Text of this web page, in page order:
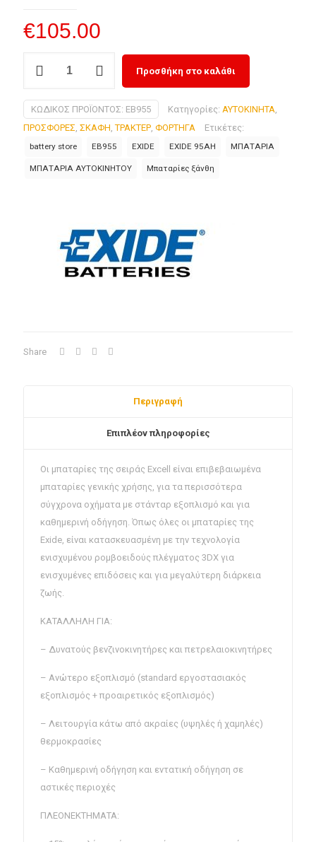
€105.00
EXIDE
95AH
EB955
JAP
ΑΡΙΣΤΕΡΟ
Προσθήκη στο καλάθι
ΚΩΔΙΚΌΣ ΠΡΟΪΌΝΤΟΣ: EB955 Κατηγορίες: ΑΥΤΟΚΙΝΗΤΑ,
ΠΡΟΣΦΟΡΕΣ, ΣΚΑΦΗ,ΤΡΑΚΤΕΡ, ΦΟΡΤΗΓΑ Ετικέτες:
battery store EB955 EXIDE EXIDE 95AH ΜΠΑΤΑΡΙΑ
ΜΠΑΤΑΡΙΑ ΑΥΤΟΚΙΝΗΤΟΥ Μπαταρίες ξάνθη
Share
Περιγραφή
Επιπλέον πληροφορίες
Οι μπαταρίες της σειράς Excell είναι επιβεβαιωμένα
μπαταρίες γενικής χρήσης, για τα περισσότερα
σύγχρονα οχήματα με στάνταρ εξοπλισμό και για
καθημερινή οδήγηση. Όπως όλες οι μπαταρίες της
Exide, είναι κατασκευασμένη με την τεχνολογία
ενισχυμένου ρομβοειδούς πλέγματος 3DX για
ενισχυμένες επιδόσεις και για μεγαλύτερη διάρκεια
ζωής.
ΚΑΤΑΛΛΗΛΗ ΓΙΑ:
– Δυνατούς βενζινοκινητήρες και πετρελαιοκινητήρες
– Ανώτερο εξοπλισμό (standard εργοστασιακός
εξοπλισμός + προαιρετικός εξοπλισμός)
– Λειτουργία κάτω από ακραίες (υψηλές ή χαμηλές)
θερμοκρασίες
– Καθημερινή οδήγηση και εντατική οδήγηση σε
αστικές περιοχές
ΠΛΕΟΝΕΚΤΗΜΑΤΑ: